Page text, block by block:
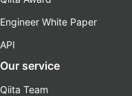
Engineer White Paper
API
Our service
Qiita Team